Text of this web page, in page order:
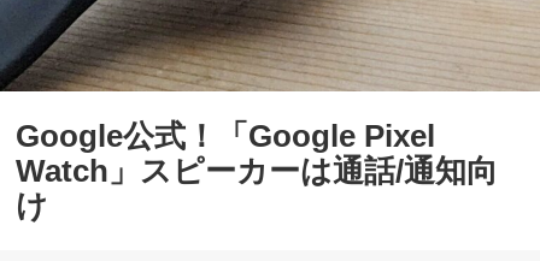
Google公式！「Google Pixel
Watch」スピーカーは通話/通知向
け